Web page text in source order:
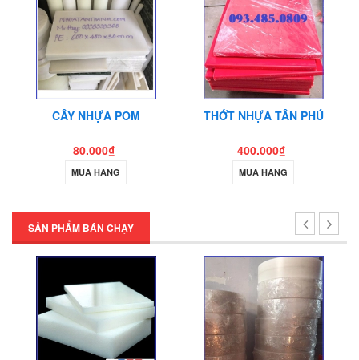
CÂY NHỰA POM
80.000₫
MUA HÀNG
THỚT NHỰA TÂN PHÚ
400.000₫
MUA HÀNG
SẢN PHẨM BÁN CHẠY